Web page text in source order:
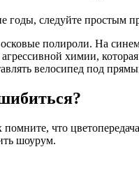
годы, следуйте простым
полироли. На
агрессивной химии,
велосипед под
что
шоурум.